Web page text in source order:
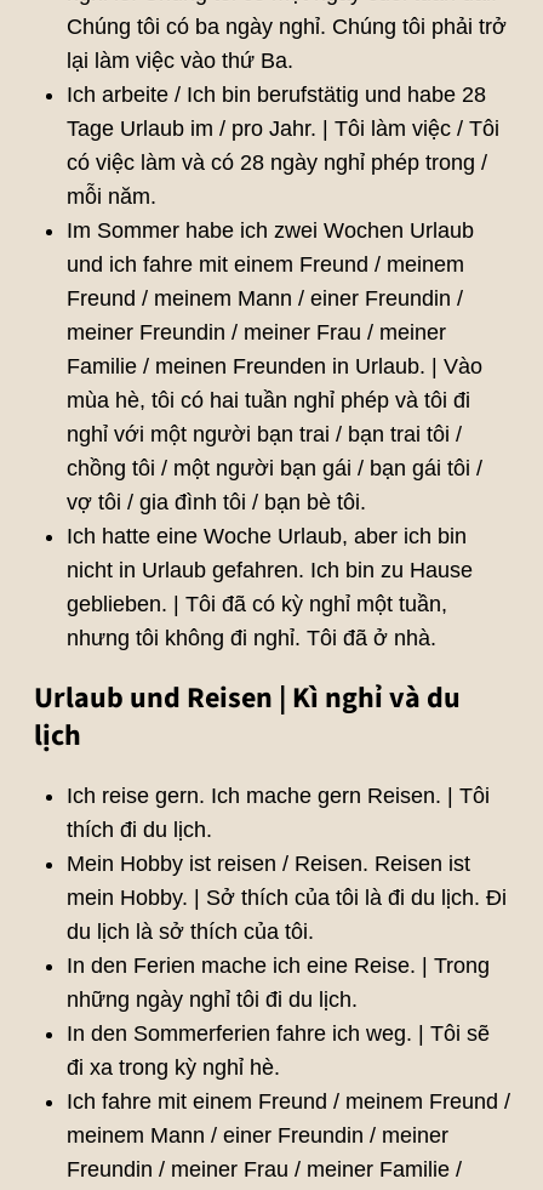
Chúng tôi có ba ngày nghỉ. Chúng tôi phải trở
lại làm việc vào thứ Ba.
Ich arbeite / Ich bin berufstätig und habe 28
Tage Urlaub im / pro Jahr. | Tôi làm việc / Tôi
có việc làm và có 28 ngày nghỉ phép trong /
mỗi năm.
Im Sommer habe ich zwei Wochen Urlaub
und ich fahre mit einem Freund / meinem
Freund / meinem Mann / einer Freundin /
meiner Freundin / meiner Frau / meiner
Familie / meinen Freunden in Urlaub. | Vào
mùa hè, tôi có hai tuần nghỉ phép và tôi đi
nghỉ với một người bạn trai / bạn trai tôi /
chồng tôi / một người bạn gái / bạn gái tôi /
vợ tôi / gia đình tôi / bạn bè tôi.
Ich hatte eine Woche Urlaub, aber ich bin
nicht in Urlaub gefahren. Ich bin zu Hause
geblieben. | Tôi đã có kỳ nghỉ một tuần,
nhưng tôi không đi nghỉ. Tôi đã ở nhà.
Urlaub und Reisen | Kì nghỉ và du
lịch
Ich reise gern. Ich mache gern Reisen. | Tôi
thích đi du lịch.
Mein Hobby ist reisen / Reisen. Reisen ist
mein Hobby. | Sở thích của tôi là đi du lịch. Đi
du lịch là sở thích của tôi.
In den Ferien mache ich eine Reise. | Trong
những ngày nghỉ tôi đi du lịch.
In den Sommerferien fahre ich weg. | Tôi sẽ
đi xa trong kỳ nghỉ hè.
Ich fahre mit einem Freund / meinem Freund /
meinem Mann / einer Freundin / meiner
Freundin / meiner Frau / meiner Familie /